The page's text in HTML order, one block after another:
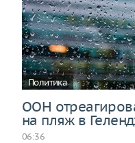
Политика
ООН
на пляж в
06:36